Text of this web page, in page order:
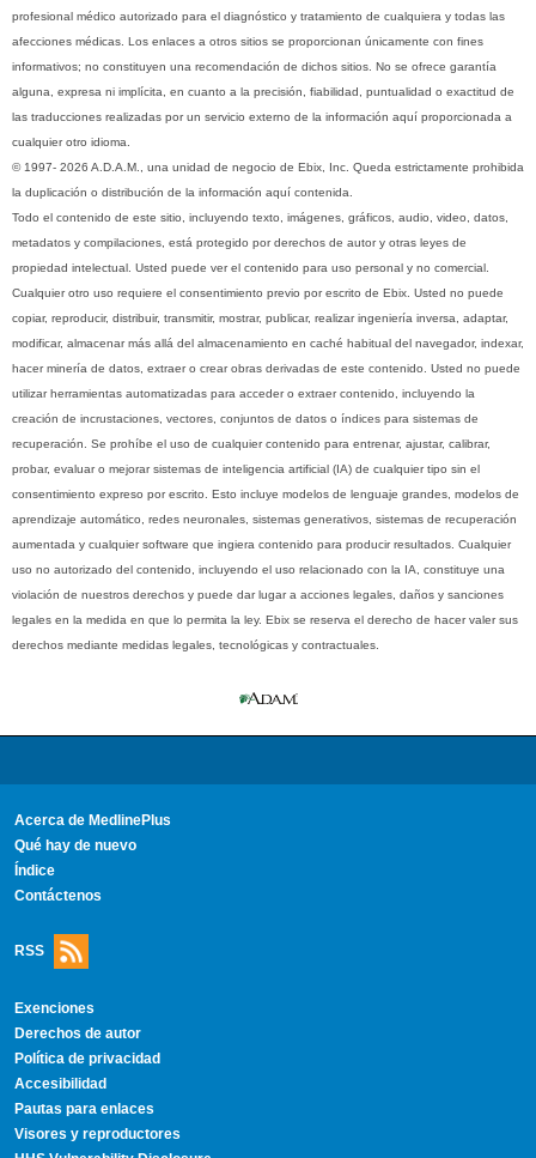
profesional médico autorizado para el diagnóstico y tratamiento de cualquiera y todas las
afecciones médicas. Los enlaces a otros sitios se proporcionan únicamente con fines
informativos; no constituyen una recomendación de dichos sitios. No se ofrece garantía
alguna, expresa ni implícita, en cuanto a la precisión, fiabilidad, puntualidad o exactitud de
las traducciones realizadas por un servicio externo de la información aquí proporcionada a
cualquier otro idioma.
© 1997- 2026 A.D.A.M., una unidad de negocio de Ebix, Inc. Queda estrictamente prohibida
la duplicación o distribución de la información aquí contenida.
Todo el contenido de este sitio, incluyendo texto, imágenes, gráficos, audio, video, datos,
metadatos y compilaciones, está protegido por derechos de autor y otras leyes de
propiedad intelectual. Usted puede ver el contenido para uso personal y no comercial.
Cualquier otro uso requiere el consentimiento previo por escrito de Ebix. Usted no puede
copiar, reproducir, distribuir, transmitir, mostrar, publicar, realizar ingeniería inversa, adaptar,
modificar, almacenar más allá del almacenamiento en caché habitual del navegador, indexar,
hacer minería de datos, extraer o crear obras derivadas de este contenido. Usted no puede
utilizar herramientas automatizadas para acceder o extraer contenido, incluyendo la
creación de incrustaciones, vectores, conjuntos de datos o índices para sistemas de
recuperación. Se prohíbe el uso de cualquier contenido para entrenar, ajustar, calibrar,
probar, evaluar o mejorar sistemas de inteligencia artificial (IA) de cualquier tipo sin el
consentimiento expreso por escrito. Esto incluye modelos de lenguaje grandes, modelos de
aprendizaje automático, redes neuronales, sistemas generativos, sistemas de recuperación
aumentada y cualquier software que ingiera contenido para producir resultados. Cualquier
uso no autorizado del contenido, incluyendo el uso relacionado con la IA, constituye una
violación de nuestros derechos y puede dar lugar a acciones legales, daños y sanciones
legales en la medida en que lo permita la ley. Ebix se reserva el derecho de hacer valer sus
derechos mediante medidas legales, tecnológicas y contractuales.
Acerca de MedlinePlus
Qué hay de nuevo
Índice
Contáctenos
RSS
Exenciones
Derechos de autor
Política de privacidad
Accesibilidad
Pautas para enlaces
Visores y reproductores